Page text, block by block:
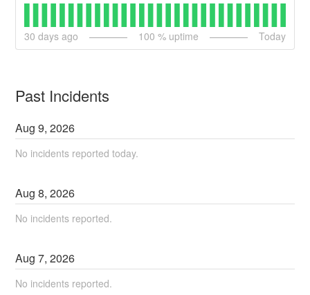
30 days ago 100 % uptime Today
Past Incidents
Aug9,2026
No incidents reported today.
Aug8,2026
No incidents reported.
Aug7,2026
No incidents reported.